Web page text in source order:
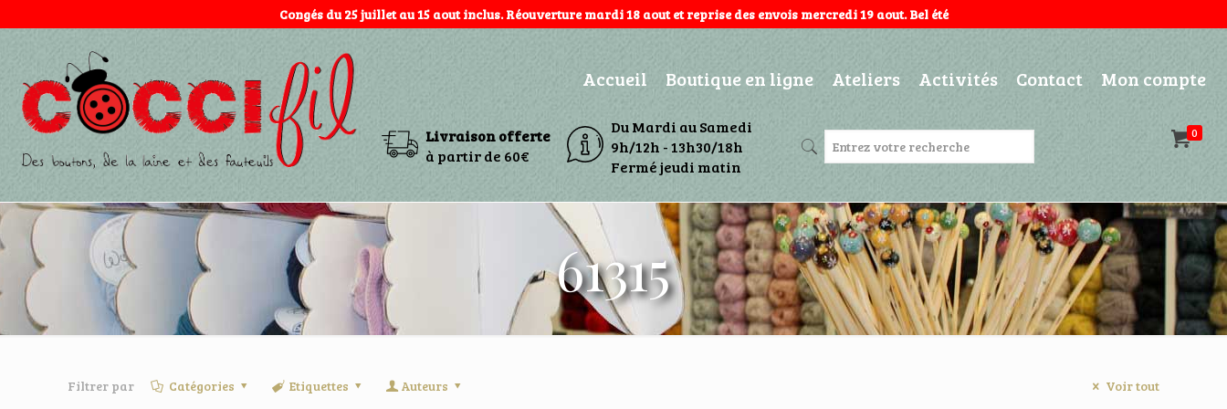
Congés du 25 juillet au 15 aout inclus. Réouverture mardi 18 aout et reprise des envois mercredi 19 aout. Bel été
Accueil Boutique en ligne Ateliers Activités Contact Mon compte
0
Livraison offerte
à partir de 60€
Du Mardi au Samedi
9h/12h - 13h30/18h
Fermé jeudi matin
61315
Filtrer par Catégories Etiquettes Auteurs Voir tout